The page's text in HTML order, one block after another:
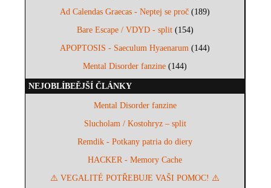
Ad Calendas Graecas - Neptej se proč (189)
Bare Escape / VDYD - split(154)
APOPTOSIS - Saeculum Hyaenarum (144)
Mental Disorder fanzine (144)
NEJOBLÍBEĚJŠÍ ČLÁNKY
Mental Disorder fanzine
Slucholam / Kostohryz – split
Remdik - Potkany patria do diery
HACKER - Memory Cache
⚠️ VEGALITÉ POTŘEBUJE VAŠI POMOC! ⚠️